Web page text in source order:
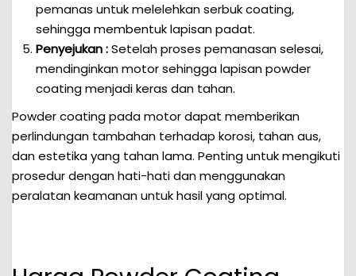
pemanas untuk melelehkan serbuk coating,
sehingga membentuk lapisan padat.
Penyejukan :Setelah proses pemanasan selesai,
mendinginkan motor sehingga lapisan powder
coating menjadi keras dan tahan.
Powder coating pada motor dapat memberikan
perlindungan tambahan terhadap korosi, tahan aus,
dan estetika yang tahan lama. Penting untuk mengikuti
prosedur dengan hati-hati dan menggunakan
peralatan keamanan untuk hasil yang optimal.